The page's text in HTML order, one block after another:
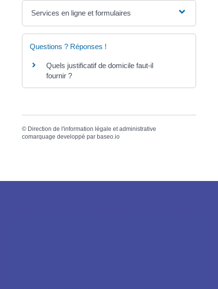
Services en ligne et formulaires
Questions ? Réponses !
Quels justificatif de domicile faut-il
fournir ?
© Direction de l'information légale et administrative
comarquage developpé par baseo.io